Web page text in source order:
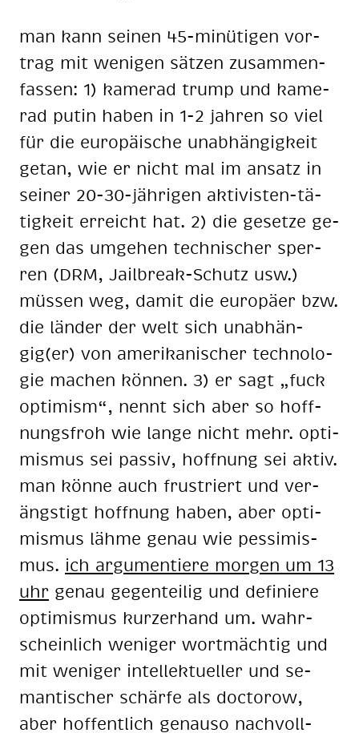
man kann sei­nen 45-mi­nü­ti­gen vor­
trag mit we­ni­gen sät­zen zu­sam­men­
fas­sen: 1) ka­me­rad trump und ka­me­
rad pu­tin ha­ben in 1-2 jah­ren so viel
für die eu­ro­päi­sche un­ab­hän­gig­keit
ge­tan, wie er nicht mal im an­satz in
sei­ner 20-30-jäh­ri­gen ak­ti­vis­ten-tä­
tig­keit er­reicht hat. 2) die ge­set­ze ge­
gen das um­ge­hen tech­ni­scher sper­
ren (DRM, Ja­ilb­reak-Schutz usw.)
müs­sen weg, da­mit die eu­ro­pä­er bzw.
die län­der der welt sich un­ab­hän­
gig(er) von ame­ri­ka­ni­scher tech­no­lo­
gie ma­chen kön­nen. 3) er sagt „fuck
op­ti­mism“, nennt sich aber so hoff­
nungs­froh wie lan­ge nicht mehr. op­ti­
mis­mus sei pas­siv, hoff­nung sei ak­tiv.
man kön­ne auch frus­triert und ver­
ängs­tigt hoff­nung ha­ben, aber op­ti­
mis­mus läh­me ge­nau wie pes­si­mis­
mus. ich ar­gu­men­tie­re mor­gen um 13
uhr ge­nau ge­gen­tei­lig und de­fi­nie­re
op­ti­mis­mus kur­zer­hand um. wahr­
schein­lich we­ni­ger wort­mäch­tig und
mit we­ni­ger in­tel­lek­tu­el­ler und se­
man­ti­scher schär­fe als doc­to­row,
aber hof­fent­lich ge­nau­so nach­voll­